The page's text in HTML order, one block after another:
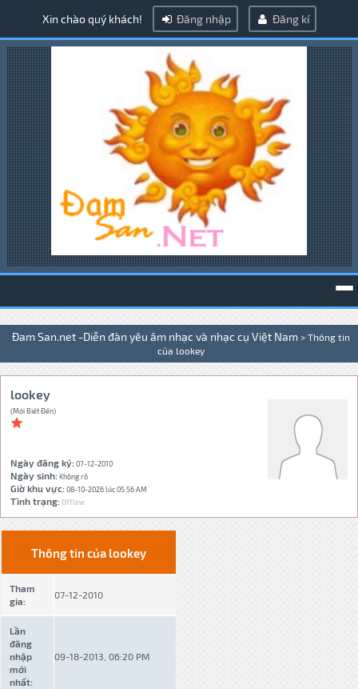
Xin chào quý khách! Đăng nhập Đăng kí
Đam San.net -Diễn đàn yêu âm nhạc và nhạc cụ Việt Nam > Thông tin
của lookey
lookey
(Mới Biết Đến)
Ngày đăng ký:07-12-2010
Ngày sinh: Không rõ
Giờ khu vực:08-10-2026 lúc 05:56 AM
Tình trạng:Offline
Thông tin của lookey
Tham
gia:
07-12-2010
Lần
đăng
nhập
mới
nhất:
09-18-2013, 06:20 PM